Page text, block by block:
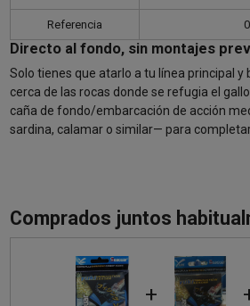
Referencia
Directo al fondo, sin montajes
Solo tienes que atarlo a tu línea principal
cerca de las rocas donde se refugia el
caña de fondo/embarcación de acción
sardina, calamar o similar— para
Comprados juntos
+